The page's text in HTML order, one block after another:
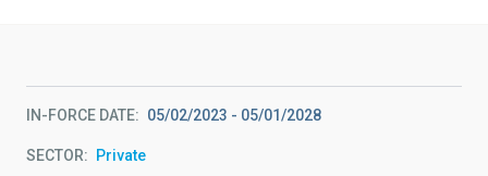
IN-FORCE DATE 05/02/2023 - 05/01/2028
SECTOR Private